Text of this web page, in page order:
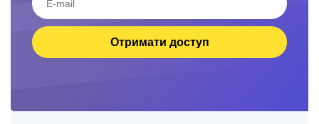
Отримати доступ